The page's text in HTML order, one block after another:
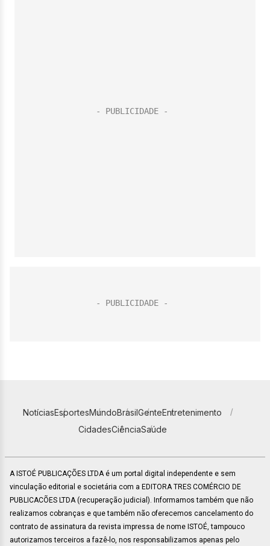
NotíciasEsportesMundoBrasilGenteEntretenimento
CidadesCiênciaSaúde
A ISTOÉ PUBLICAÇÕES LTDA é um portal digital independente e sem
vinculação editorial e societária com a EDITORA TRES COMÉRCIO DE
PUBLICACÕES LTDA (recuperação judicial). Informamos também que não
realizamos cobranças e que também não oferecemos cancelamento do
contrato de assinatura da revista impressa de nome ISTOÉ, tampouco
autorizamos terceiros a fazê-lo, nos responsabilizamos apenas pelo